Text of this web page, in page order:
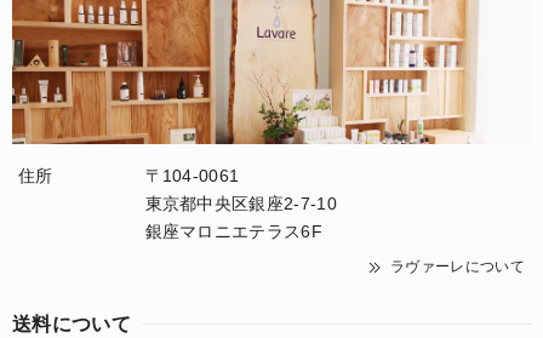
住所
〒104-0061
東京都中央区銀座2-7-10
銀座マロニエテラス6F
ラヴァーレについて
送料について